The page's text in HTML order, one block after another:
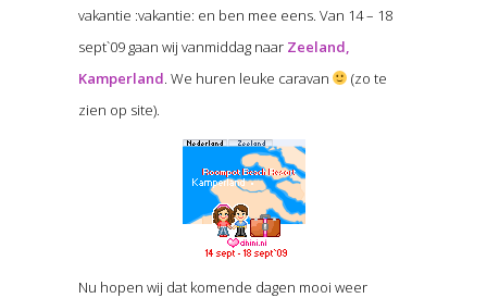
vakantie :vakantie: en ben mee eens. Van 14 – 18
sept`09 gaan wij vanmiddag naar Zeeland,
Kamperland. We huren leuke caravan
(zo te
zien op site).
Nu hopen wij dat komende dagen mooi weer